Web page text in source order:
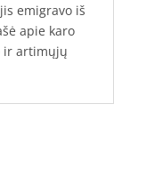
emigravo iš
apie karo
ir artimųjų